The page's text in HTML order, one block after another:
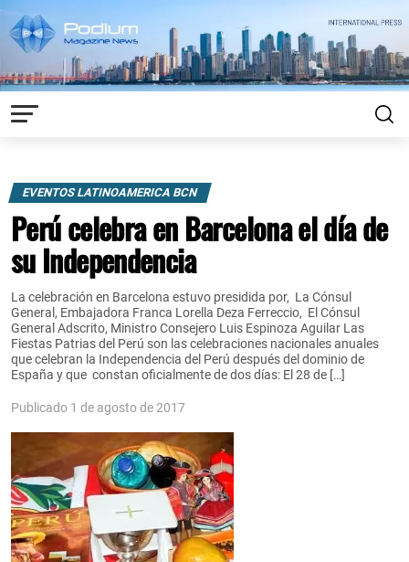
EVENTOS LATINOAMERICA BCN
Perú celebra en Barcelona el día de
su Independencia
La celebración en Barcelona estuvo presidida por, La Cónsul
General, Embajadora Franca Lorella Deza Ferreccio, El Cónsul
General Adscrito, Ministro Consejero Luis Espinoza Aguilar Las
Fiestas Patrias del Perú son las celebraciones nacionales anuales
que celebran la Independencia del Perú después del dominio de
España y que constan oficialmente de dos días: El 28 de […]
Publicado 1 de agosto de 2017